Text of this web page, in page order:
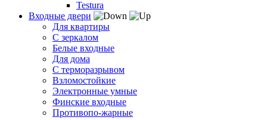
Testura
Входные двери
Для квартиры
С зеркалом
Белые входные
Для дома
С терморазрывом
Взломостойкие
Электронные умные
Финские входные
Противопо-жарные